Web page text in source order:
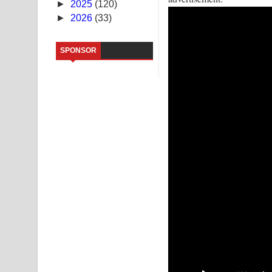
Sihina Song Lyrics - සිහින ගීතයේ පද පෙළ
► 2025 (120)
► 2026 (33)
SPONSOR